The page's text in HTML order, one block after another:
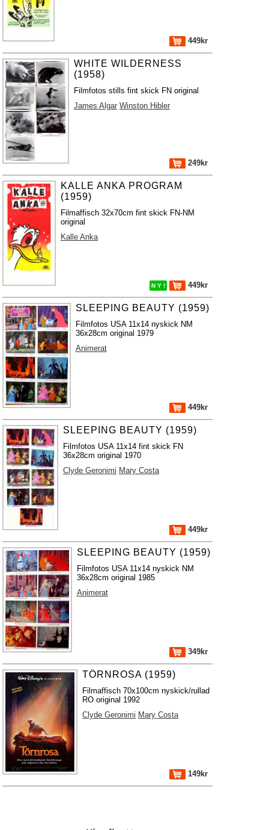
449kr
WHITE WILDERNESS
(1958)
Filmfotos stills fint skick FN original
James Algar Winston Hibler
249kr
KALLE ANKA PROGRAM
(1959)
Filmaffisch 32x70cm fint skick FN-NM
original
Kalle Anka
N Y ! 449kr
SLEEPING BEAUTY (1959)
Filmfotos USA 11x14 nyskick NM
36x28cm original 1979
Animerat
449kr
SLEEPING BEAUTY (1959)
Filmfotos USA 11x14 fint skick FN
36x28cm original 1970
Clyde Geronimi Mary Costa
449kr
SLEEPING BEAUTY (1959)
Filmfotos USA 11x14 nyskick NM
36x28cm original 1985
Animerat
349kr
TÖRNROSA (1959)
Filmaffisch 70x100cm nyskick/rullad
RO original 1992
Clyde Geronimi Mary Costa
149kr